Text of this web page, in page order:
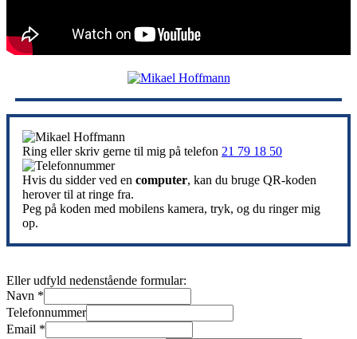
Ring eller skriv gerne til mig på telefon 21 79 18 50
Hvis du sidder ved en computer, kan du bruge QR-koden
herover til at ringe fra.
Peg på koden med mobilens kamera, tryk, og du ringer mig
op.
Eller udfyld nedenstående formular:
Navn *
Telefonnummer
Email *